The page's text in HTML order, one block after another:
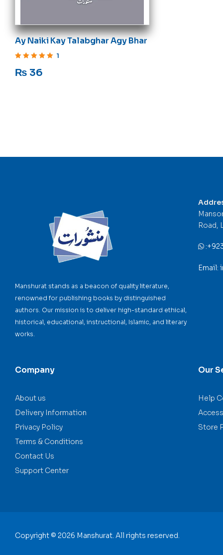
Ay Naiki Kay Talabghar Agy Bhar
1
₨ 36
Manshurat stands as a beacon of quality literature,
renowned for publishing books by distinguished
authors. Our mission is to deliver high-standard ethical,
historical, educational, instructional, Islamic, and literary
works.
Company
About us
Delivery Information
Privacy Policy
Terms & Conditions
Contact Us
Support Center
Our
Help
Store
Road,
:
Email:
Copyright © 2026 Manshurat. All rights reserved.